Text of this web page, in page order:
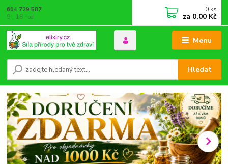
Menu
Hledat
604 729 587
9 - 18 hod
0 ks
za 0,00 Kč